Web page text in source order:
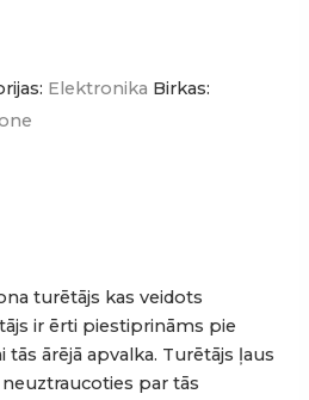
Elektronika Birkas:
turētājs kas veidots
ir ērti piestiprināms pie
tās ārējā apvalka. Turētājs ļaus
par tās